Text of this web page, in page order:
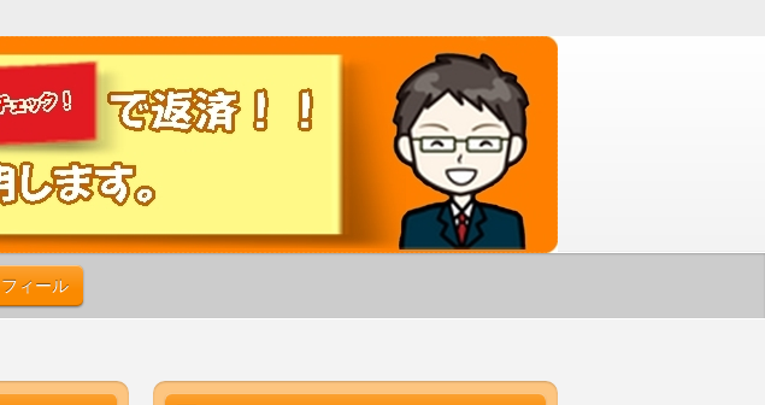
を説明します！
ことが出来た任意
ィール